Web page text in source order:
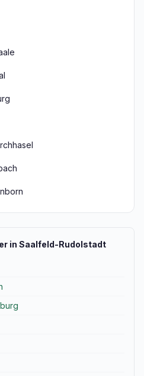
in Saalfeld-Rudolstadt